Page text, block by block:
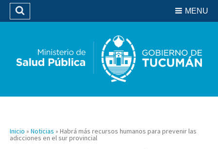
Biblioteca
MENU
Buscar
Inicio » Noticias » Habrá más recursos humanos para prevenir las
adicciones en el sur provincial